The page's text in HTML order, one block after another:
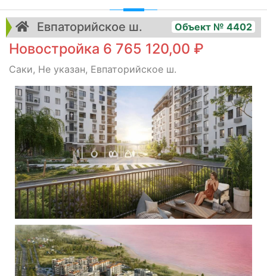
Евпаторийское ш. Объект № 4402
Новостройка 6 765 120,00 ₽
Саки, Не указан, Евпаторийское ш.